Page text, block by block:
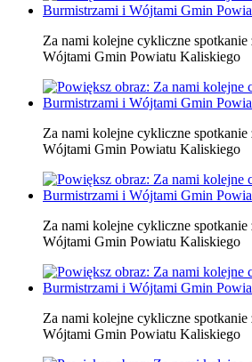
Za nami kolejne cykliczne
Wójtami Gmin Powiatu Kaliskiego
Za nami kolejne cykliczne
Wójtami Gmin Powiatu Kaliskiego
Za nami kolejne cykliczne
Wójtami Gmin Powiatu Kaliskiego
Za nami kolejne cykliczne
Wójtami Gmin Powiatu Kaliskiego